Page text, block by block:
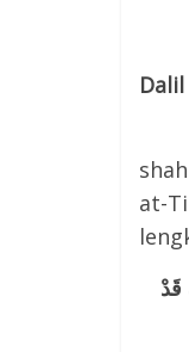
at-
قَدْ